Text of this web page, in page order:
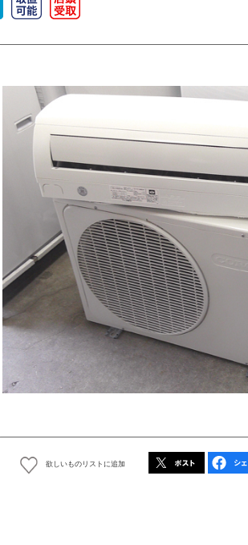
欲しいものリストに追加